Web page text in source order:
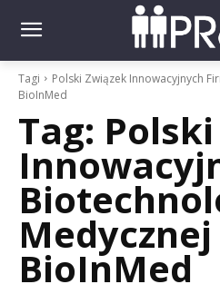
Tagi
Polski Związek Innowacyjnych
BioInMed
Tag:
Medycznej
BioInMed